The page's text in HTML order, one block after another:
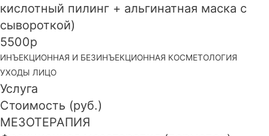
кислотный пилинг + альгинатная маска с
сывороткой)
5500р
ИНЪЕКЦИОННАЯ И БЕЗИНЪЕКЦИОННАЯ КОСМЕТОЛОГИЯ
УХОДЫ ЛИЦО
Услуга
Стоимость (руб.)
МЕЗОТЕРАПИЯ